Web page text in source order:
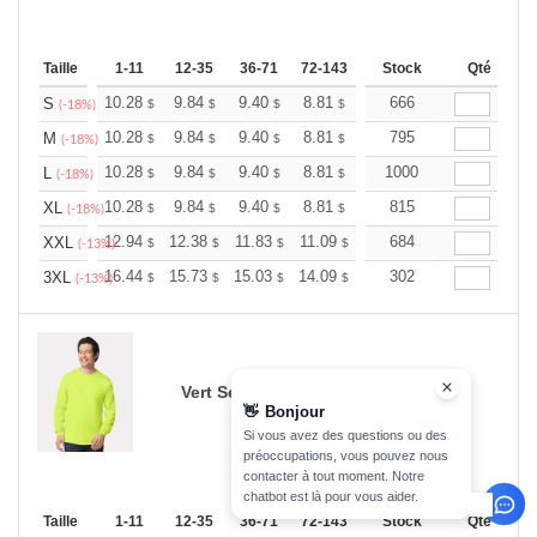
Taille 1-11 12-35 36-71 72-143 144-287 288 +
Stock Qté
S (-18%) 10.28 $ 9.84 $ 9.40 $ 8.81 $ 8.37$
666
M (-18%) 10.28 $ 9.84 $ 9.40 $ 8.81 $ 8.37$
795
L (-18%) 10.28 $ 9.84 $ 9.40 $ 8.81 $ 8.37$
1000
XL (-18%)10.28 $ 9.84 $ 9.40 $ 8.81 $ 8.37$
815
XXL (-13%)12.94 $ 12.38 $ 11.83 $ 11.09 $ 10.53$
684
3XL (-13%)16.44 $ 15.73 $ 15.03 $ 14.09 $ 13.38$
302
Vert Sécurité
Taille 1-11 12-35 36-71 72-143 144-287 288 + Plus
Stock Qté
👋 Bonjour
Si vous avez des questions ou des
préoccupations, vous pouvez nous
contacter à tout moment. Notre
chatbot est là pour vous aider.